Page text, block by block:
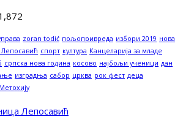
zoran todić пољопривреда избори 2019 нова
спорт култура Канцеларија за младе
српска нова година косово најбољи ученици дан
изградња сабор црква рок фест деца